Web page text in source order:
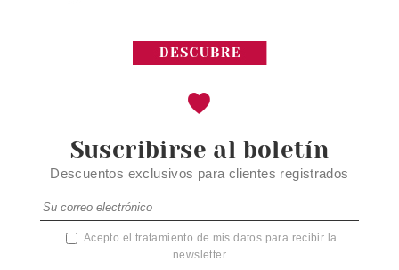
Suscribirse al boletín
Descuentos exclusivos para clientes registrados
Acepto el tratamiento de mis datos para recibir la
newsletter